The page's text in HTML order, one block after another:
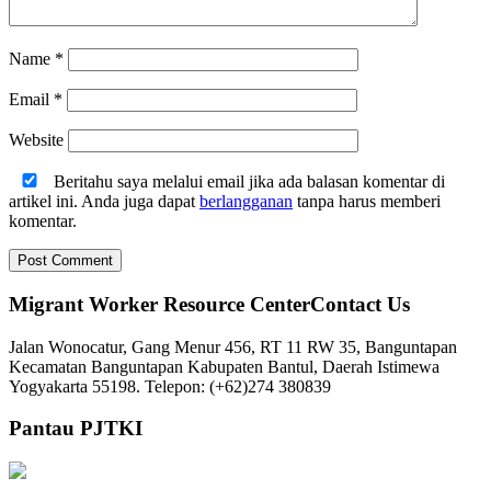
Name *
Email *
Website
Beritahu saya melalui email jika ada balasan komentar di
artikel ini. Anda juga dapat berlangganan tanpa harus memberi
komentar.
Migrant Worker Resource CenterContact Us
Jalan Wonocatur, Gang Menur 456, RT 11 RW 35, Banguntapan
Kecamatan Banguntapan Kabupaten Bantul, Daerah Istimewa
Yogyakarta 55198. Telepon: (+62)274 380839
Pantau PJTKI